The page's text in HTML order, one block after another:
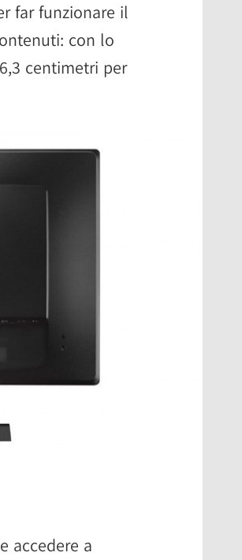
far funzionare il
con lo
centimetri per
accedere a